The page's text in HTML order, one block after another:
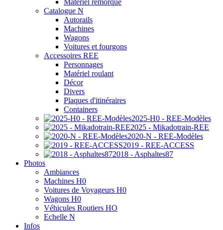
Matériel remorqué
Catalogue N
Autorails
Machines
Wagons
Voitures et fourgons
Accessoires REE
Personnages
Matériel roulant
Décor
Divers
Plaques d'itinéraires
Containers
2025-H0 - REE-Modèles
2025 - Mikadotrain-REE
2020-N - REE-Modèles
2019 - REE-ACCESS
2018 - Asphaltes87
Photos
Ambiances
Machines H0
Voitures de Voyageurs H0
Wagons H0
Véhicules Routiers HO
Echelle N
Infos